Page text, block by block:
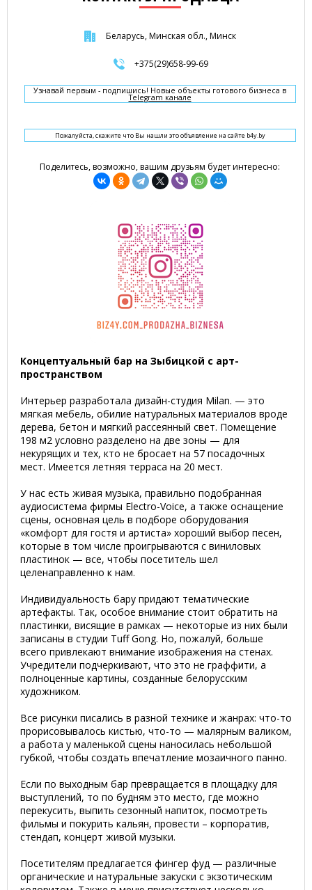
Беларусь, Минская обл., Минск
+375(29)658-99-69
Узнавай первым - подпишись! Новые объекты готового бизнеса в
Telegram канале
Пожалуйста, скажите что Вы нашли это объявление на сайте b4y.by
Поделитесь, возможно, вашим друзьям будет интересно:
Концептуальный бар на Зыбицкой с арт-
пространством
Интерьер разработала дизайн-студия Milan. — это
мягкая мебель, обилие натуральных материалов вроде
дерева, бетон и мягкий рассеянный свет. Помещение
198 м2 условно разделено на две зоны — для
некурящих и тех, кто не бросает на 57 посадочных
мест. Имеется летняя терраса на 20 мест.
У нас есть живая музыка, правильно подобранная
аудиосистема фирмы Electro-Voice, а также оснащение
сцены, основная цель в подборе оборудования
«комфорт для гостя и артиста» хороший выбор песен,
которые в том числе проигрываются с виниловых
пластинок — все, чтобы посетитель шел
целенаправленно к нам.
Индивидуальность бару придают тематические
артефакты. Так, особое внимание стоит обратить на
пластинки, висящие в рамках — некоторые из них были
записаны в студии Tuff Gong. Но, пожалуй, больше
всего привлекают внимание изображения на стенах.
Учредители подчеркивают, что это не граффити, а
полноценные картины, созданные белорусским
художником.
Все рисунки писались в разной технике и жанрах: что-то
прорисовывалось кистью, что-то — малярным валиком,
а работа у маленькой сцены наносилась небольшой
губкой, чтобы создать впечатление мозаичного панно.
Если по выходным бар превращается в площадку для
выступлений, то по будням это место, где можно
перекусить, выпить сезонный напиток, посмотреть
фильмы и покурить кальян, провести – корпоратив,
стендап, концерт живой музыки.
Посетителям предлагается фингер фуд — различные
органические и натуральные закуски с экзотическим